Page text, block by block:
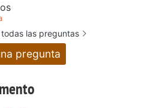
todas las preguntas
pregunta